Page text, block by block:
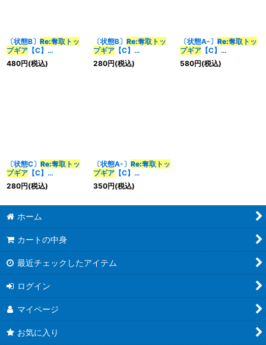
〔状態B〕 Re:奪取 トッ
プギア 【C】
{RP196B/20}《火》
480円(税込)
〔状態B〕 Re:奪取 トッ
プギア【C】
{RP196A/20}《火》
280円(税込)
〔状態A-〕 Re:奪取 トッ
プギア【C】
{RP196B/20}《火》
580円(税込)
〔状態C〕 Re:奪取 トッ
プギア 【C】
{RP196B/20}《火》
280円(税込)
〔状態A-〕 Re:奪取 トッ
プギア【C】
{RP196A/20}《火》
350円(税込)
ホーム
カートの中身
最近チェックしたアイテム
ログイン
マイページ
お気に入り